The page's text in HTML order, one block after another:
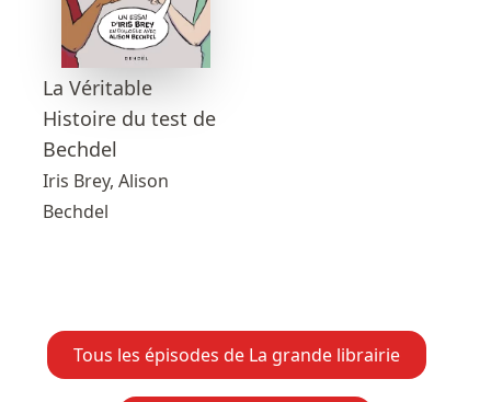
La Véritable
Histoire du test de
Bechdel
Iris Brey, Alison
Bechdel
Tous les épisodes de La grande librairie